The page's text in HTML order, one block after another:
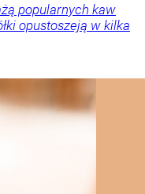
popularnych kaw
opustoszeją w kilka